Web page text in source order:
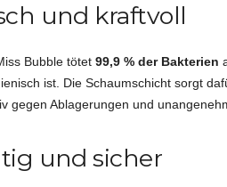
und kraftvoll
Bubble tötet 99,9 % der Bakterien
ist. Die Schaumschicht sorgt
gegen Ablagerungen und
und sicher